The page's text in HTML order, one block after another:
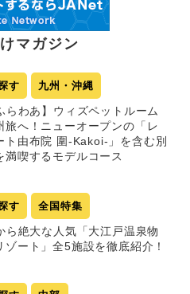
マガジン
す 九州・沖縄
らわあ】ウィズペットルーム
旅へ！ニューオープンの「レ
ト由布院 圍-Kakoi-」を含む別
満喫するモデルコース
す 全国特集
ら絶大な人気「大江戸温泉物
ゾート」全5施設を徹底紹介！